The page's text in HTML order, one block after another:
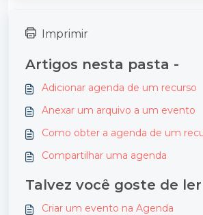
Imprimir
Artigos nesta pasta -
Adicionar agenda de um recurso
Anexar um arquivo a um evento
Como obter a agenda de um
Compartilhar uma agenda
Talvez você goste de
Criar um evento na Agenda